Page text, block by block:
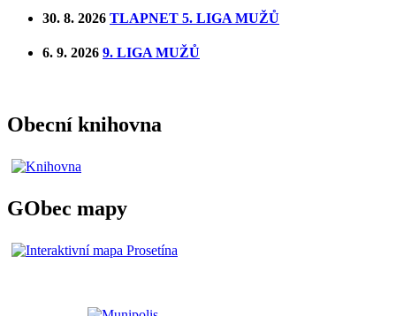
30. 8. 2026 TLAPNET 5. LIGA MUŽŮ
6. 9. 2026 9. LIGA MUŽŮ
Obecní knihovna
GObec mapy